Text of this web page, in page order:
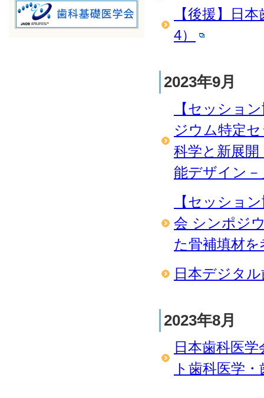
【後援】日
4）
2023年9月
【セッショ
ジウム特定
科学と新展
能デザイン－
【セッショ
会 シンポジ
た骨補填材
日本デジタ
2023年8月
日本歯科医
ト歯科医学